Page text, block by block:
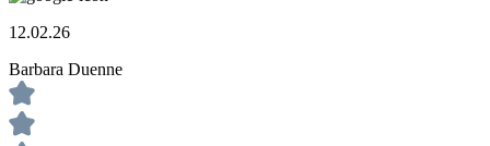
12.02.26
Barbara Duenne